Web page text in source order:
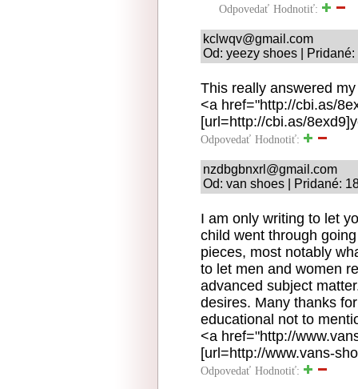
Odpovedať Hodnotiť:
kclwqv@gmail.com
Od: yeezy shoes |
This really answered
<a href="http://cbi.as/
[url=http://cbi.as/
Odpovedať Hodnotiť:
nzdbgbnxrl@gmail.com
Od: van shoes | Pridané:
I am only writing to let
child went through
pieces, most notably
to let men and women
advanced subject
desires. Many thanks
educational not to
<a href="http://
[url=http://www.vans-
Odpovedať Hodnotiť: